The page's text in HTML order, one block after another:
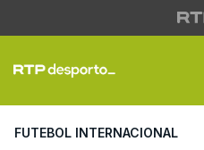
FAR
FUTEBOL INTERNACIONAL